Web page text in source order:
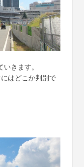
きます。
はどこか判別で